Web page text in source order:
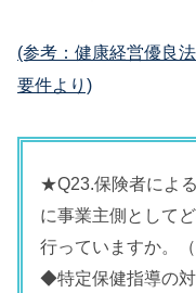
(参考：健康経営優良
要件より)
★Q23.保険者によ
に事業主側として
行っていますか。（
◆特定保健指導の